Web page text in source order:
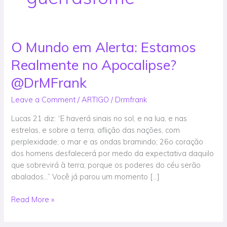
O Mundo em Alerta: Estamos
Realmente no Apocalipse?
@DrMFrank
Leave a Comment /ARTIGO / Drmfrank
Lucas 21 diz: “E haverá sinais no sol, e na lua, e nas
estrelas, e sobre a terra, aflição das nações, com
perplexidade; o mar e as ondas bramindo; 26o coração
dos homens desfalecerá por medo da expectativa daquilo
que sobrevirá à terra; porque os poderes do céu serão
abalados…” Você já parou um momento […]
O
Mundo
em
Alerta:
Estamos
Realmente
no
Apocalipse?
@DrMFrank
Read More »